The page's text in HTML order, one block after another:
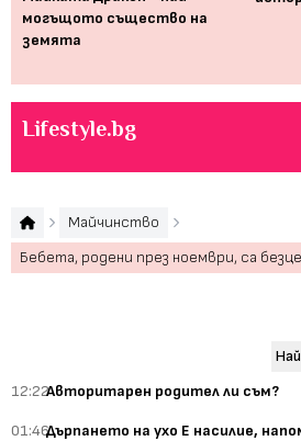
могъщото същество на
земята
Lifestyle.bg
Майчинство
Бебета, родени през ноември, са
12:22Авторитарен родител ли съм?
01:46Дърпането на ухо Е насилие,